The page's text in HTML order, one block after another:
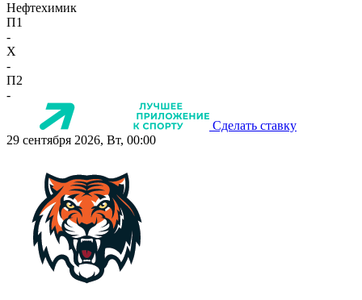
Нефтехимик
П1
-
X
-
П2
-
Сделать ставку
29 сентября 2026, Вт, 00:00